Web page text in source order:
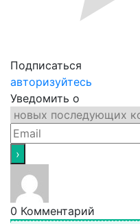
Подписаться
авторизуйтесь
Уведомить о
0 Комментарий